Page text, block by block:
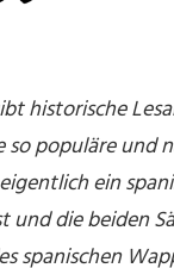
historische
so populäre und
eigentlich ein
und die beiden
spanischen